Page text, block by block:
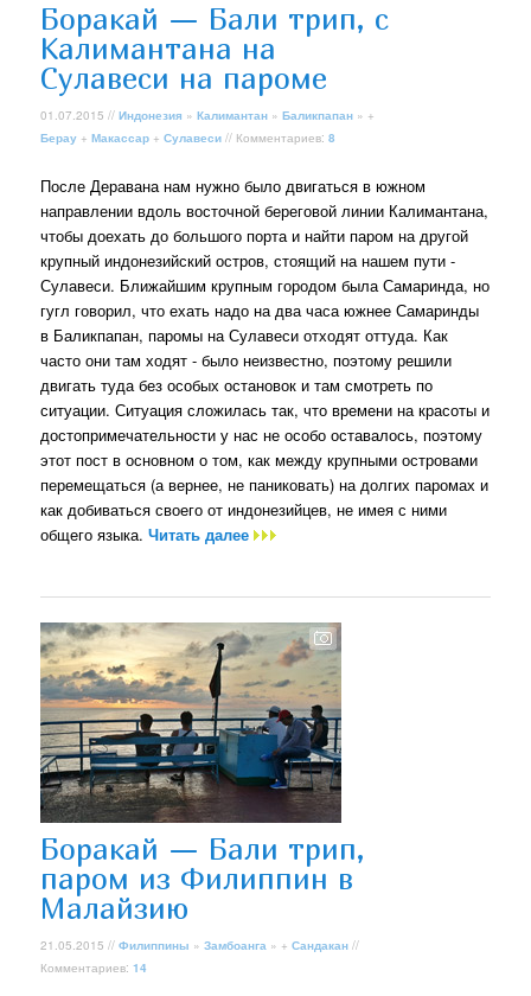
Боракай — Бали трип, с
Калимантана на
Сулавеси на пароме
01.07.2015 //Индонезия »Калимантан »Баликпапан » +
Берау +Макассар +Сулавеси // Комментариев:8
После Деравана нам нужно было двигаться в южном
направлении вдоль восточной береговой линии Калимантана,
чтобы доехать до большого порта и найти паром на другой
крупный индонезийский остров, стоящий на нашем пути -
Сулавеси. Ближайшим крупным городом была Самаринда, но
гугл говорил, что ехать надо на два часа южнее Самаринды
в Баликпапан, паромы на Сулавеси отходят оттуда. Как
часто они там ходят - было неизвестно, поэтому решили
двигать туда без особых остановок и там смотреть по
ситуации. Ситуация сложилась так, что времени на красоты и
достопримечательности у нас не особо оставалось, поэтому
этот пост в основном о том, как между крупными островами
перемещаться (а вернее, не паниковать) на долгих паромах и
как добиваться своего от индонезийцев, не имея с ними
общего языка.Читать далее
Боракай — Бали трип,
паром из Филиппин в
Малайзию
21.05.2015 //Филиппины »Замбоанга » +Сандакан //
Комментариев:14